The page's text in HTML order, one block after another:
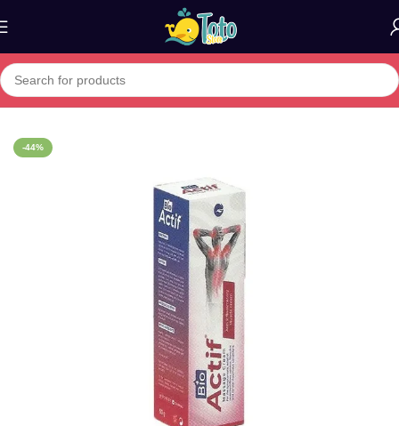
Home»Boutique»Crème Anti-inflammatoire Bio Actif + 1 Offerte
-44%